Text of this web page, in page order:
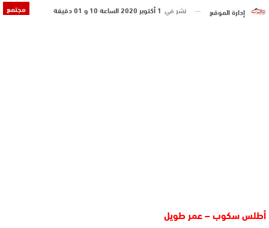
مجتمع إدارة الموقع نشر في 1 أكتوبر 2020 الساعة 10 و 01 دقيقة
أطلس سكوب – عمر طويل